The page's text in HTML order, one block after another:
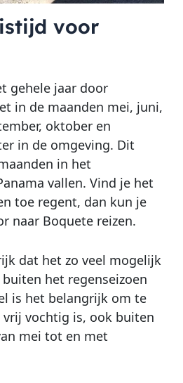
voor
gehele jaar door
in de maanden mei, juni,
oktober en
in de omgeving. Dit
in het
vallen. Vind je het
toe regent, dan kun je
naar Boquete reizen.
dat het zo veel mogelijk
het regenseizoen
is het belangrijk om te
vochtig is, ook buiten
mei tot en met